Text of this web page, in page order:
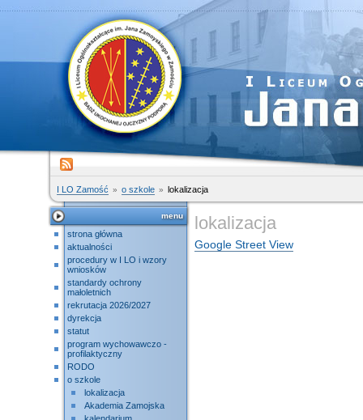
I LO Zamość o szkole lokalizacja
lokalizacja
Google Street View
menu
strona główna
aktualności
procedury w I LO i wzory
wniosków
standardy ochrony
małoletnich
rekrutacja 2026/2027
dyrekcja
statut
program wychowawczo -
profilaktyczny
RODO
o szkole
lokalizacja
Akademia Zamojska